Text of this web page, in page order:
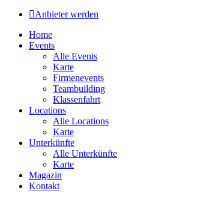
Anbieter werden
Home
Events
Alle Events
Karte
Firmenevents
Teambuilding
Klassenfahrt
Locations
Alle Locations
Karte
Unterkünfte
Alle Unterkünfte
Karte
Magazin
Kontakt